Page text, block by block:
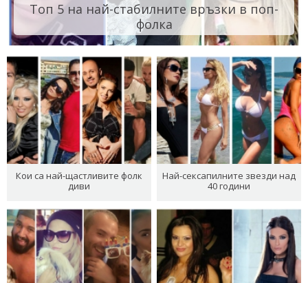
Топ 5 на най-стабилните връзки в поп-
фолка
Кои са най-щастливите фолк
диви
Най-сексапилните звезди над
40 години